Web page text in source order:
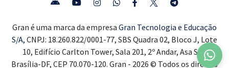
Gran é uma marca da empresa Gran Tecnologia e Educação
S/A, CNPJ: 18.260.822/0001-77, SBS Quadra 02, Bloco J, Lote
10, Edifício Carlton Tower, Sala 201, 2º Andar, Asa Sul,
Brasília-DF, CEP 70.070-120. Gran - 2026 © Todos os direitos